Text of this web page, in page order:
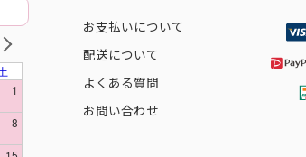
NEXT
1
8
お支払いについて
配送について
よくある質問
お問い合わせ